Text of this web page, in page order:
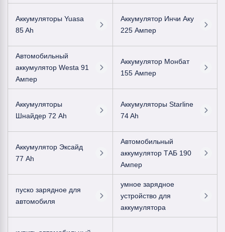
Аккумуляторы Yuasa
85 Ah
Аккумулятор Инчи Аку
225 Ампер
Автомобильный
аккумулятор Westa 91
Ампер
Аккумулятор Монбат
155 Ампер
Аккумуляторы
Шнайдер 72 Ah
Аккумуляторы Starline
74 Ah
Аккумулятор Эксайд
77 Ah
Автомобильный
аккумулятор ТАБ 190
Ампер
пуско зарядное для
автомобиля
умное зарядное
устройство для
аккумулятора